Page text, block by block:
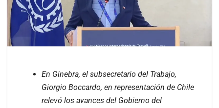
En Ginebra, el subsecretario del Trabajo,
Giorgio Boccardo, en representación de Chile
relevó los avances del Gobierno del